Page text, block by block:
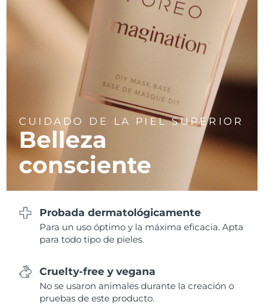
CUIDADO DE LA PIEL SUPERIOR
Belleza
consciente
Probada dermatológicamente
Para un uso óptimo y la máxima eficacia. Apta
para todo tipo de pieles.
Cruelty-free y vegana
No se usaron animales durante la creación o
pruebas de este producto.